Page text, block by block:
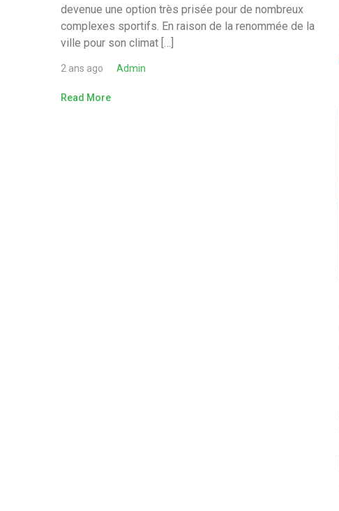
devenue une option très prisée pour de nombreux
complexes sportifs. En raison de la renommée de la
ville pour son climat […]
2 ans ago Admin
Read More